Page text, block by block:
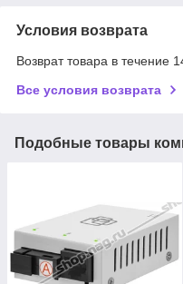
Условия возврата
Возврат товара в течение
Все условия возврата
Подобные товары